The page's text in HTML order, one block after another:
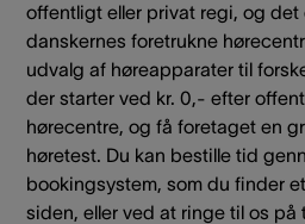
offentligt eller privat regi, og
danskernes foretrukne
udvalg af høreapparater til
der starter ved kr. 0,- efter
hørecentre, og få foretaget en
høretest. Du kan bestille tid
bookingsystem, som du finder
siden, eller ved at ringe til os på